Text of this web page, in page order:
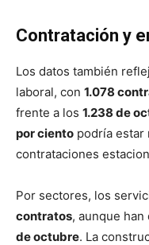
Contratación y
Los datos también
laboral, con 1.078
frente a los 1.238 de
por ciento podría estar
contrataciones
Por sectores, los
contratos, aunque
de octubre. La